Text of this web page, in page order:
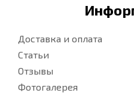
Доставка и оплата
Статьи
Отзывы
Фотогалерея